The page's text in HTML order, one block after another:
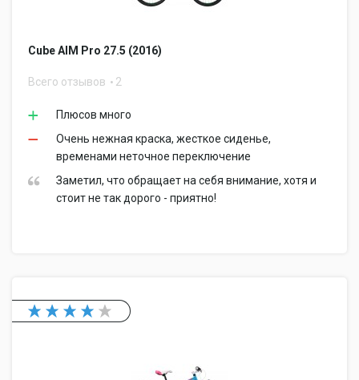
Cube AIM Pro 27.5 (2016)
Всего отзывов 2
Плюсов много
Очень нежная краска, жесткое сиденье,
временами неточное переключение
Заметил, что обращает на себя внимание, хотя и
стоит не так дорого - приятно!